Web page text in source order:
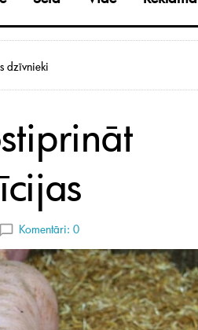
dzīvnieki
Komentāri: 0